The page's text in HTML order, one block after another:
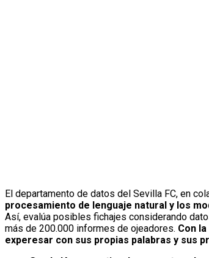
El departamento de datos del Sevilla FC, en
procesamiento de lenguaje natural y los
Así, evalúa posibles fichajes considerando
más de 200.000 informes de ojeadores. Con
experesar con sus propias palabras y sus